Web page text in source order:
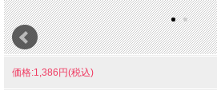
価格:1,386円(税込)